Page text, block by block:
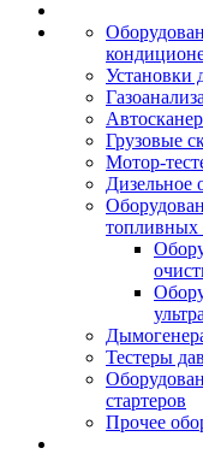
Установки
Грузовые
Мотор-
Дизельное
топливных
Тестеры
стартеров
Прочее